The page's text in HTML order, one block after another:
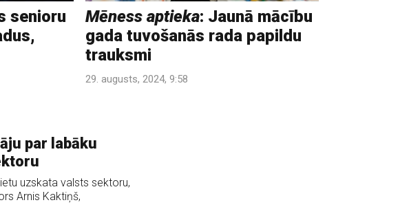
senioru
Mēness aptieka: Jaunā mācību
gada tuvošanās rada papildu
trauksmi
29. augusts, 2024, 9:58
par labāku
uzskata valsts sektoru,
Arnis Kaktiņš,